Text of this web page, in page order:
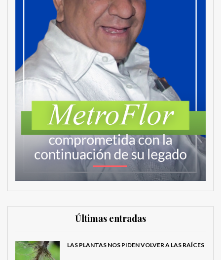
Últimas entradas
LAS PLANTAS NOS PIDEN VOLVER A LAS RAÍCES